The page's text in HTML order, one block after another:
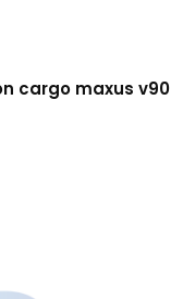
cargo maxus v90